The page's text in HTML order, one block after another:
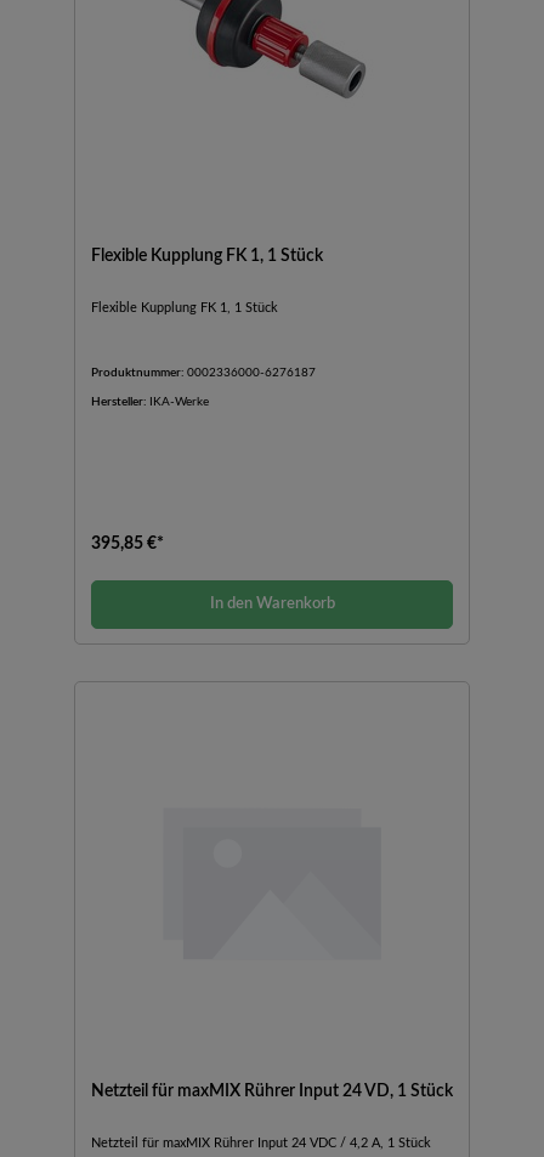
Flexible Kupplung FK 1, 1 Stück
Flexible Kupplung FK 1, 1 Stück
Produktnummer: 0002336000-6276187
Hersteller: IKA-Werke
395,85 €*
In den Warenkorb
Netzteil für maxMIX Rührer Input 24 VD, 1 Stück
Netzteil für maxMIX Rührer Input 24 VDC / 4,2 A, 1 Stück